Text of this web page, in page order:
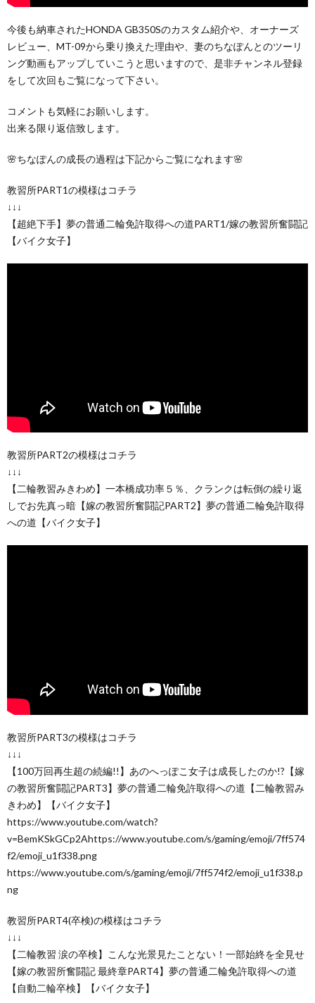
今後も納車されたHONDA GB350Sのカスタム紹介や、オーナーズ
レビュー、MT-09から乗り換えた理由や、妻のちなぽんとのツーリ
ング動画もアップしていこうと思いますので、是非チャンネル登録
をして次回もご覧になって下さい。
コメントも気軽にお願いします。
出来る限り返信致します。
🌸ちなぽんの成長の過程は下記からご覧になれます🌸
教習所PART1の模様はコチラ
↓↓↓
【超絶下手】夢の普通二輪免許取得への道PART1/嫁の教習所奮闘記
【バイク女子】
教習所PART2の模様はコチラ
↓↓↓
【二輪教習みきわめ】一本橋成功率５％、クランクは転倒の繰り返
しでお先真っ暗【嫁の教習所奮闘記PART2】夢の普通二輪免許取得
への道【バイク女子】
教習所PART3の模様はコチラ
↓↓↓
【100万回再生超の続編!!】あのへっぽこ女子は成長したのか!?【嫁
の教習所奮闘記PART3】夢の普通二輪免許取得への道【二輪教習み
きわめ】【バイク女子】
https://www.youtube.com/watch?
v=BemKSkGCp2Ahttps://www.youtube.com/s/gaming/emoji/7ff574
f2/emoji_u1f338.png
https://www.youtube.com/s/gaming/emoji/7ff574f2/emoji_u1f338.p
ng
教習所PART4(卒検)の模様はコチラ
↓↓↓
【二輪教習 涙の卒検】こんな光景見たことない！一部始終を全見せ
【嫁の教習所奮闘記 最終章PART4】夢の普通二輪免許取得への道
【自動二輪卒検】【バイク女子】